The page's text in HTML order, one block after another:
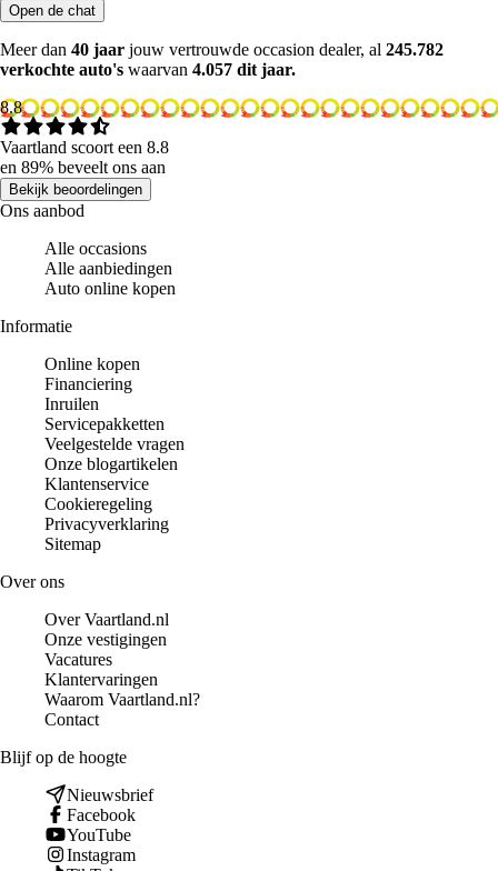
Open de chat
Meer dan 40 jaar jouw vertrouwde occasion dealer, al 245.782
verkochte auto's waarvan 4.057 dit jaar.
8.8
Vaartland scoort een 8.8
en 89% beveelt ons aan
Bekijk beoordelingen
Ons aanbod
Alle occasions
Alle aanbiedingen
Auto online kopen
Informatie
Online kopen
Financiering
Inruilen
Servicepakketten
Veelgestelde vragen
Onze blogartikelen
Klantenservice
Cookieregeling
Privacyverklaring
Sitemap
Over ons
Over Vaartland.nl
Onze vestigingen
Vacatures
Klantervaringen
Waarom Vaartland.nl?
Contact
Blijf op de hoogte
Nieuwsbrief
Facebook
YouTube
Instagram